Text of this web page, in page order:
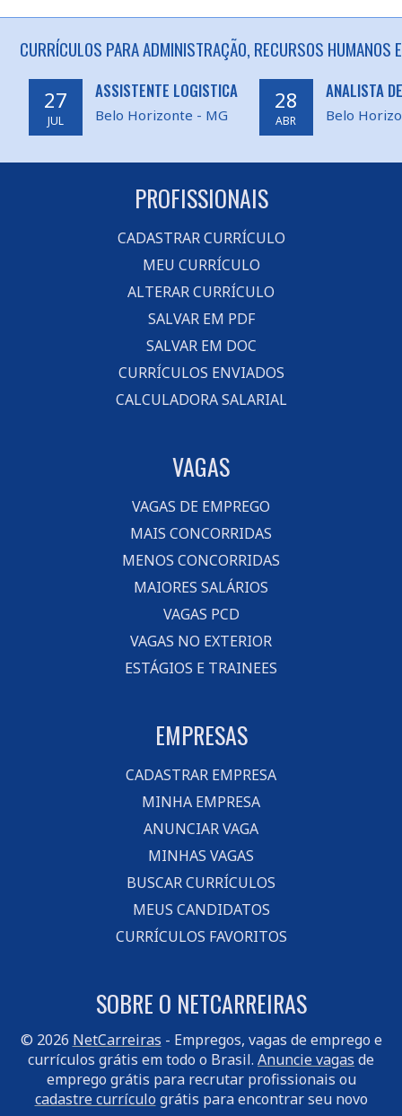
CURRÍCULOS PARA ADMINISTRAÇÃO, RECURSOS HUMANOS
27
JUL
ASSISTENTE LOGISTICA
Belo Horizonte - MG
28
ABR
ANALISTA
Belo
PROFISSIONAIS
CADASTRAR CURRÍCULO
MEU CURRÍCULO
ALTERAR CURRÍCULO
SALVAR EM PDF
SALVAR EM DOC
CURRÍCULOS ENVIADOS
CALCULADORA SALARIAL
VAGAS
VAGAS DE EMPREGO
MAIS CONCORRIDAS
MENOS CONCORRIDAS
MAIORES SALÁRIOS
VAGAS PCD
VAGAS NO EXTERIOR
ESTÁGIOS E TRAINEES
EMPRESAS
CADASTRAR EMPRESA
MINHA EMPRESA
ANUNCIAR VAGA
MINHAS VAGAS
BUSCAR CURRÍCULOS
MEUS CANDIDATOS
CURRÍCULOS FAVORITOS
SOBRE O NETCARREIRAS
© 2026 NetCarreiras - Empregos, vagas de emprego e
currículos grátis em todo o Brasil. Anuncie vagas de
emprego grátis para recrutar profissionais ou
cadastre currículo grátis para encontrar seu novo